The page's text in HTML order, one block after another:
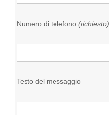
Numero di telefono(richiesto)
Testo del messaggio